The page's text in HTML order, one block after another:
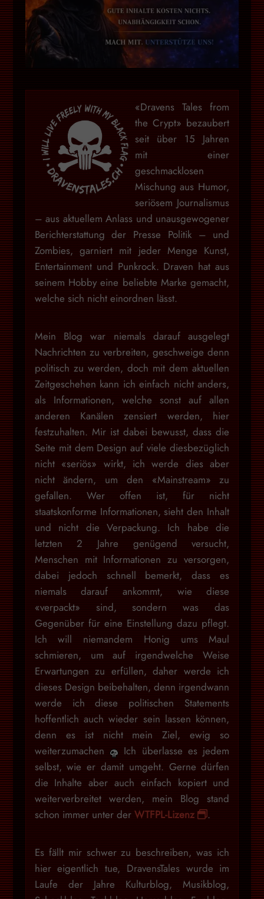
«Dravens Tales from
the Crypt» bezaubert
seit über 15 Jahren
mit einer
geschmacklosen
Mischung aus Humor,
seriösem Journalismus
– aus aktuellem Anlass und unausgewogener
Berichterstattung der Presse Politik – und
Zombies, garniert mit jeder Menge Kunst,
Entertainment und Punkrock. Draven hat aus
seinem Hobby eine beliebte Marke gemacht,
welche sich nicht einordnen lässt.
Mein Blog war niemals darauf ausgelegt
Nachrichten zu verbreiten, geschweige denn
politisch zu werden, doch mit dem aktuellen
Zeitgeschehen kann ich einfach nicht anders,
als Informationen, welche sonst auf allen
anderen Kanälen zensiert werden, hier
festzuhalten. Mir ist dabei bewusst, dass die
Seite mit dem Design auf viele diesbezüglich
nicht «seriös» wirkt, ich werde dies aber
nicht ändern, um den «Mainstream» zu
gefallen. Wer offen ist, für nicht
staatskonforme Informationen, sieht den Inhalt
und nicht die Verpackung. Ich habe die
letzten 2 Jahre genügend versucht,
Menschen mit Informationen zu versorgen,
dabei jedoch schnell bemerkt, dass es
niemals darauf ankommt, wie diese
«verpackt» sind, sondern was das
Gegenüber für eine Einstellung dazu pflegt.
Ich will niemandem Honig ums Maul
schmieren, um auf irgendwelche Weise
Erwartungen zu erfüllen, daher werde ich
dieses Design beibehalten, denn irgendwann
werde ich diese politischen Statements
hoffentlich auch wieder sein lassen können,
denn es ist nicht mein Ziel, ewig so
weiterzumachen
Ich überlasse es jedem
selbst, wie er damit umgeht. Gerne dürfen
die Inhalte aber auch einfach kopiert und
weiterverbreitet werden, mein Blog stand
schon immer unter der WTFPL-Lizenz .
Es fällt mir schwer zu beschreiben, was ich
hier eigentlich tue, DravensTales wurde im
Laufe der Jahre Kulturblog, Musikblog,